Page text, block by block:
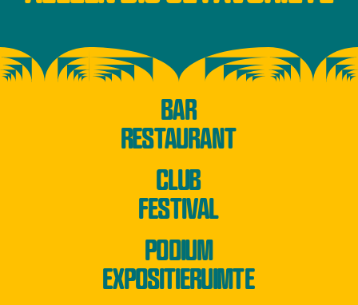
BAR
RESTAURANT
CLUB
FESTIVAL
PODIUM
EXPOSITIERUIMTE